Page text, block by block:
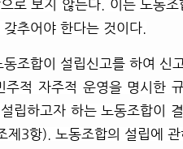
로 보지 않는다. 이는 노동
추어야 한다는 것이다.
조합이 설립신고를 하여 신
주적 자주적 운영을 명시한
립하고자 하는 노동조합이
제3항). 노동조합의 설립에